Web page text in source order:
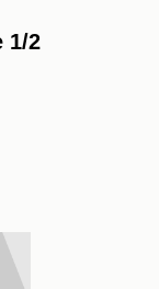
1/2